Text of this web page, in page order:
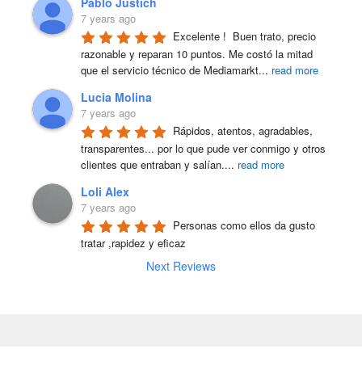
7 years ago
Excelente !  Buen trato, precio
razonable y reparan 10 puntos. Me costó la mitad
que el servicio técnico de Mediamarkt... read more
Lucia Molina
7 years ago
Rápidos, atentos, agradables,
transparentes... por lo que pude ver conmigo y otros
clientes que entraban y salían.... read more
Loli Alex
7 years ago
Personas como ellos da gusto
tratar ,rapidez y eficaz
Next Reviews